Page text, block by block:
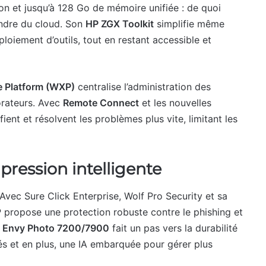
et jusqu’à 128 Go de mémoire unifiée : de quoi
du cloud. Son HP ZGX Toolkit simplifie même
d’outils, tout en restant accessible et
Platform (WXP) centralise l’administration des
Avec Remote Connect et les nouvelles
et résolvent les problèmes plus vite, limitant les
intelligente
Sure Click Enterprise, Wolf Pro Security et sa
propose une protection robuste contre le phishing et
Envy Photo 7200/7900 fait un pas vers la durabilité
et en plus, une IA embarquée pour gérer plus